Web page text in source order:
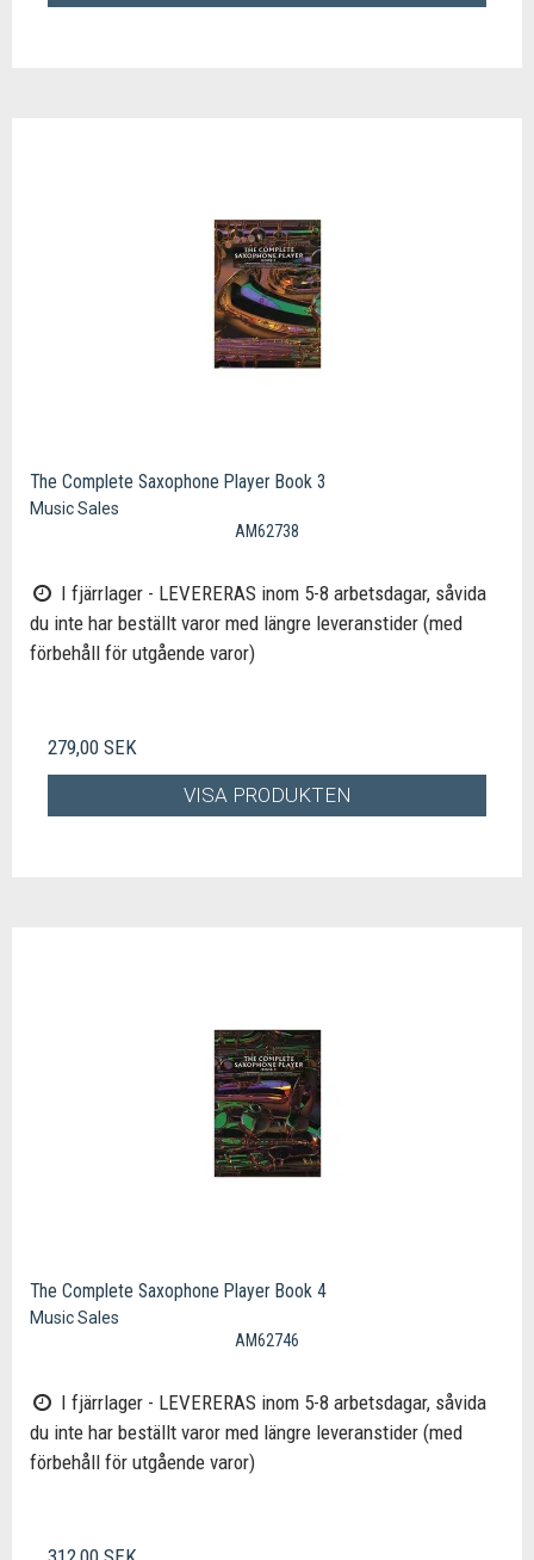
The Complete Saxophone Player Book 3
Music Sales
AM62738
I fjärrlager - LEVERERAS inom 5-8 arbetsdagar, såvida
du inte har beställt varor med längre leveranstider (med
förbehåll för utgående varor)
279,00 SEK
VISA PRODUKTEN
The Complete Saxophone Player Book 4
Music Sales
AM62746
I fjärrlager - LEVERERAS inom 5-8 arbetsdagar, såvida
du inte har beställt varor med längre leveranstider (med
förbehåll för utgående varor)